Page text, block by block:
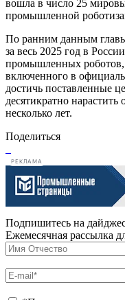
вошла в число 25
промышленной
По ранним данным
за весь 2025 год в
промышленных роботов,
включенного в
достичь поставленные
десятикратно
несколько лет.
Поделиться
РЕКЛАМА
Подпишитесь на
Ежемесячная рассылка